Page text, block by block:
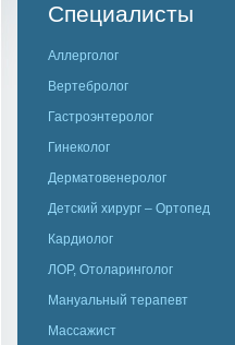
Специалисты
Аллерголог
Вертебролог
Гастроэнтеролог
Гинеколог
Дерматовенеролог
Детский хирург – Ортопед
Кардиолог
ЛОР, Отоларинголог
Мануальный терапевт
Массажист